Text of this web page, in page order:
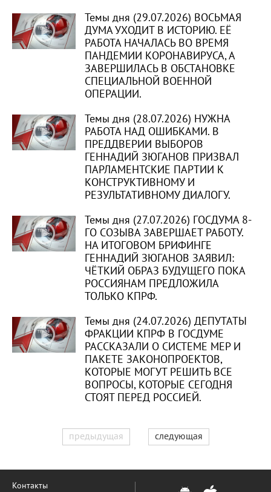
Темы дня (29.07.2026) ВОСЬМАЯ
ДУМА УХОДИТ В ИСТОРИЮ. ЕЁ
РАБОТА НАЧАЛАСЬ ВО ВРЕМЯ
ПАНДЕМИИ КОРОНАВИРУСА, А
ЗАВЕРШИЛАСЬ В ОБСТАНОВКЕ
СПЕЦИАЛЬНОЙ ВОЕННОЙ
ОПЕРАЦИИ.
Темы дня (28.07.2026) НУЖНА
РАБОТА НАД ОШИБКАМИ. В
ПРЕДДВЕРИИ ВЫБОРОВ
ГЕННАДИЙ ЗЮГАНОВ ПРИЗВАЛ
ПАРЛАМЕНТСКИЕ ПАРТИИ К
КОНСТРУКТИВНОМУ И
РЕЗУЛЬТАТИВНОМУ ДИАЛОГУ.
Темы дня (27.07.2026) ГОСДУМА 8-
ГО СОЗЫВА ЗАВЕРШАЕТ РАБОТУ.
НА ИТОГОВОМ БРИФИНГЕ
ГЕННАДИЙ ЗЮГАНОВ ЗАЯВИЛ:
ЧЁТКИЙ ОБРАЗ БУДУЩЕГО ПОКА
РОССИЯНАМ ПРЕДЛОЖИЛА
ТОЛЬКО КПРФ.
Темы дня (24.07.2026) ДЕПУТАТЫ
ФРАКЦИИ КПРФ В ГОСДУМЕ
РАССКАЗАЛИ О СИСТЕМЕ МЕР И
ПАКЕТЕ ЗАКОНОПРОЕКТОВ,
КОТОРЫЕ МОГУТ РЕШИТЬ ВСЕ
ВОПРОСЫ, КОТОРЫЕ СЕГОДНЯ
СТОЯТ ПЕРЕД РОССИЕЙ.
предыдущая следующая
Контакты